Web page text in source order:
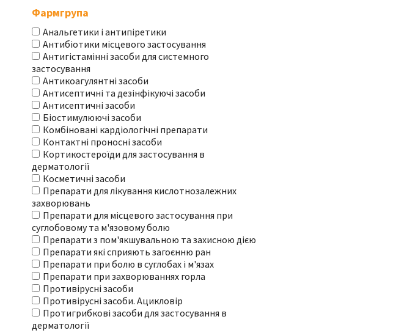
Фармгрупа
Анальгетики і антипіретики
Антибіотики місцевого застосування
Антигістамінні засоби для системного
застосування
Антикоагулянтні засоби
Антисептичні та дезінфікуючі засоби
Антисептичні засоби
Біостимулюючі засоби
Комбіновані кардіологічні препарати
Контактні проносні засоби
Кортикостероїди для застосування в
дерматології
Косметичні засоби
Препарати для лікування кислотнозалежних
захворювань
Препарати для місцевого застосування при
суглобовому та м'язовому болю
Препарати з пом'якшувальною та захисною дією
Препарати які сприяють загоєнню ран
Препарати при болю в суглобах і м'язах
Препарати при захворюваннях горла
Противірусні засоби
Противірусні засоби. Ацикловір
Протигрибкові засоби для застосування в
дерматології